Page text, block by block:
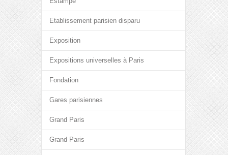
Etablissement parisien disparu
Exposition
Expositions universelles à Paris
Fondation
Gares parisiennes
Grand Paris
Grand Paris